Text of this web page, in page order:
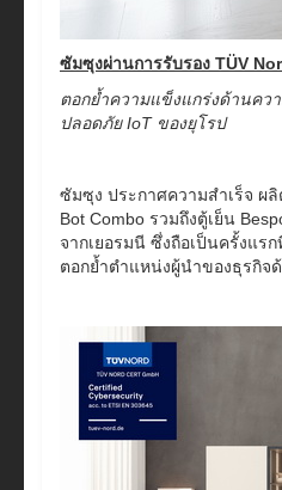
ซัมซุงผ่านการรับรอง TÜV
ตอกย้ำความแข็งแกร่งด้านค
ปลอดภัยIoT ของยุโรป
ซัมซุง ประกาศความสำเร็จ ผ
Bot Combo รวมถึงตู้เย็น
จากเยอรมนี ซึ่งถือเป็นครั้งแร
ตอกย้ำตำแหน่งผู้นำของธุรกิจ